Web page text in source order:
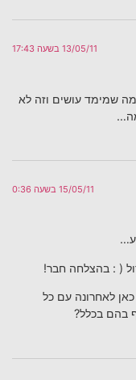
13/05/11 בשעה 17:43
עושים וזה לא
15/05/11 בשעה 0:36
חבר!
עם כל